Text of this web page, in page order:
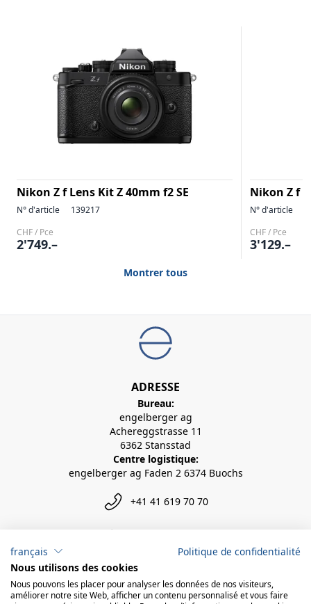
Nikon Z f Lens Kit Z 40mm f2 SE
N° d'article
139217
CHF / Pce
2'749.–
Nikon Z f
N° d'article
CHF / Pce
3'129.–
Montrer tous
ADRESSE
Bureau:
engelberger ag
Achereggstrasse 11
6362 Stansstad
Centre logistique:
engelberger ag Faden 2 6374 Buochs
+41 41 619 70 70
français
Politique de confidentialité
Nous utilisons des cookies
Nous pouvons les placer pour analyser les données de nos visiteurs,
améliorer notre site Web, afficher un contenu personnalisé et vous faire